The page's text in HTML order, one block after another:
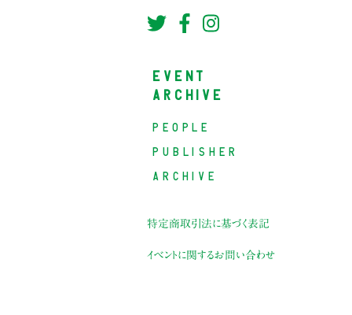
EVENT
ARCHIVE
PEOPLE
PUBLISHER
ARCHIVE
特定商取引法に基づく表記
イベントに関するお問い合わせ